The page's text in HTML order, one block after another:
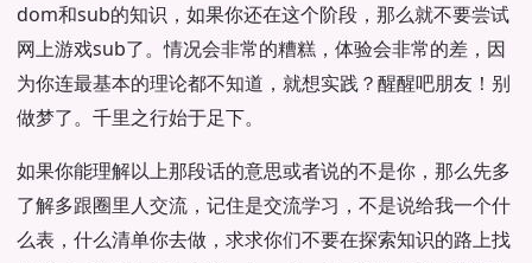
dom和sub的知识，如果你还在这个阶段，那么就不要尝试
网上游戏sub了。情况会非常的糟糕，体验会非常的差，因
为你连最基本的理论都不知道，就想实践？醒醒吧朋友！别
做梦了。千里之行始于足下。
如果你能理解以上那段话的意思或者说的不是你，那么先多
了解多跟圈里人交流，记住是交流学习，不是说给我一个什
么表，什么清单你去做，求求你们不要在探索知识的路上找